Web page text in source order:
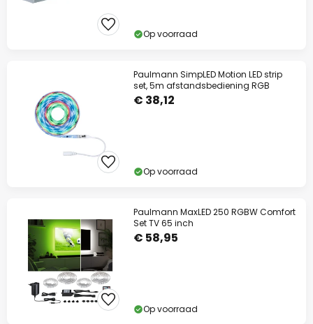
Op voorraad
Paulmann SimpLED Motion LED strip
set, 5m afstandsbediening RGB
€ 38,12
Op voorraad
Paulmann MaxLED 250 RGBW Comfort
Set TV 65 inch
€ 58,95
Op voorraad